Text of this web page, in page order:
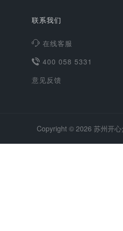
联系我们
在线客服
400 058 5331
意见反馈
Copyright © 2026 苏州开